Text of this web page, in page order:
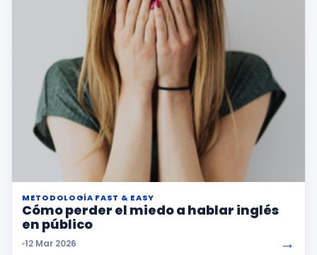
METODOLOGÍA FAST & EASY
Cómo perder el miedo a hablar inglés
en público
12 Mar 2026 →